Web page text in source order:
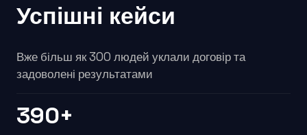
Успішні кейси
Вже більш як 300 людей уклали договір та
задоволені результатами
390+